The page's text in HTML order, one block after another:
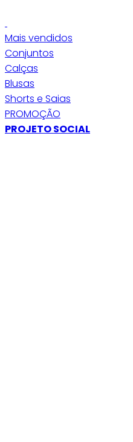
Mais vendidos
Conjuntos
Calças
Blusas
Shorts e Saias
PROMOÇÃO
PROJETO SOCIAL